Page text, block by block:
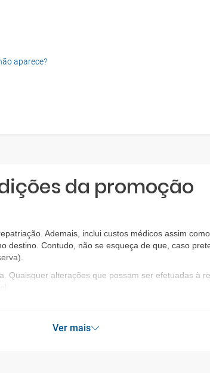
aparece?
da promoção
Ademais, inclui custos médicos assim
destino. Contudo, não se esqueça de que, caso
Quaisquer alterações que possam ser efetuadas à
Ver mais